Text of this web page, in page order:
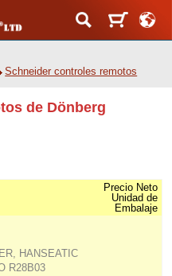
Schneider controles remotos
de Dönberg
Precio Neto
Unidad de
Embalaje
HANSEATIC
R28B03